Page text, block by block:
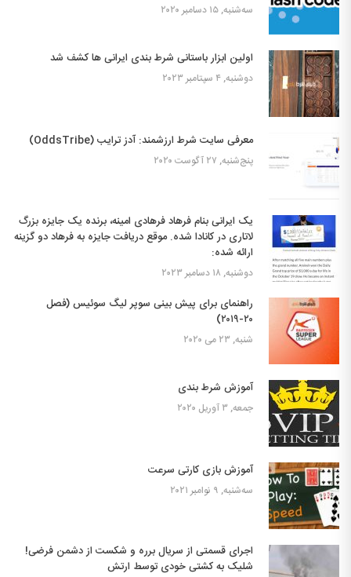
سه‌شنبه, ۱۵ دسامبر ۲۰۲۰
اولین ابزار باستانی شرط بندی ایرانی ها کشف شد
دوشنبه, ۴ سپتامبر ۲۰۲۳
معرفی سایت شرط ارزشمند: آدز ترایب (OddsTribe)
پنج‌شنبه, ۲۷ آگوست ۲۰۲۰
یک ایرانی بنام فرهاد فرهادی‌ امینه، برنده یک جایزه بزرگ
لاتاری در کانادا شده. موقع دریافت جایزه به فرهاد دو گزینه
ارائه شده:
دوشنبه, ۱۸ دسامبر ۲۰۲۳
راهنمای برای پیش بینی سوپر لیگ سوئیس (فصل
۲۰-۲۰۱۹)
شنبه, ۲۳ می ۲۰۲۰
آموزش شرط بندی
جمعه, ۳ آوریل ۲۰۲۰
آموزش بازی کارتی سرعت
سه‌شنبه, ۹ نوامبر ۲۰۲۱
اجرای قسمتی از سریال برره و شکست از دشمن فرضی‌!
شلیک به کشتی خودی توسط ارتش